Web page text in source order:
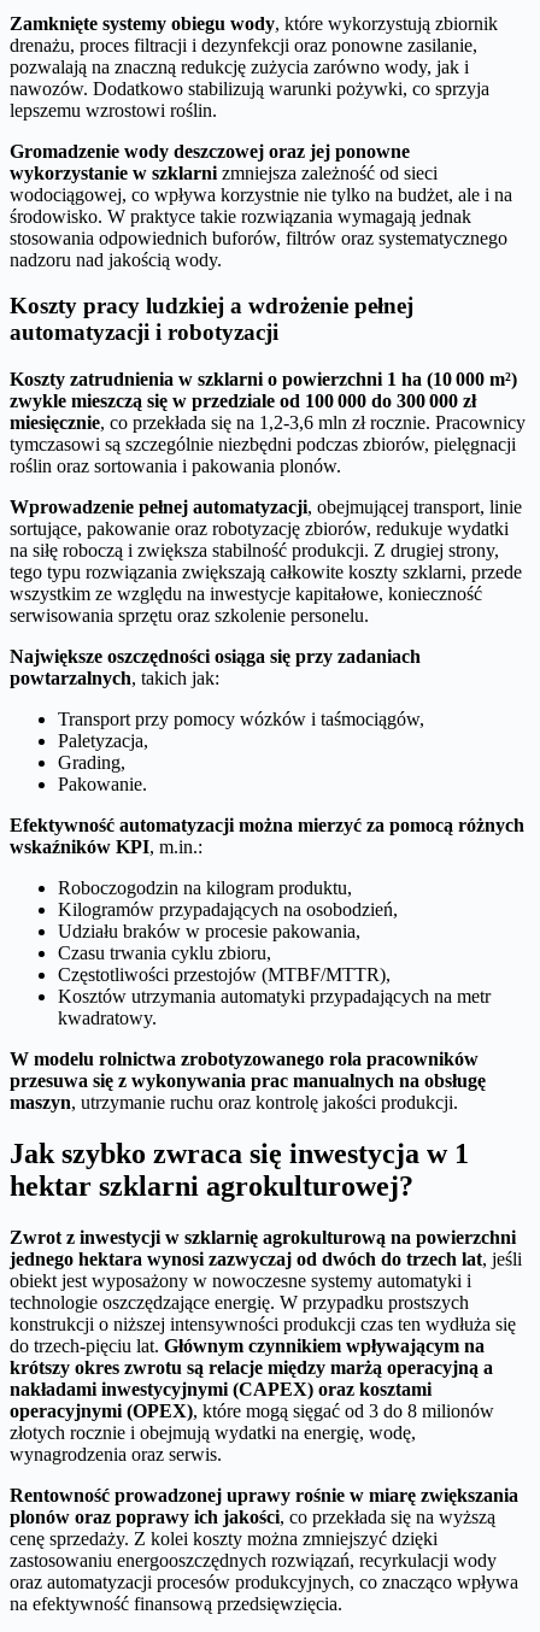
Zamknięte systemy obiegu wody, które wykorzystują zbiornik
drenażu, proces filtracji i dezynfekcji oraz ponowne zasilanie,
pozwalają na znaczną redukcję zużycia zarówno wody, jak i
nawozów. Dodatkowo stabilizują warunki pożywki, co sprzyja
lepszemu wzrostowi roślin.
Gromadzenie wody deszczowej oraz jej ponowne
wykorzystanie w szklarni zmniejsza zależność od sieci
wodociągowej, co wpływa korzystnie nie tylko na budżet, ale i na
środowisko. W praktyce takie rozwiązania wymagają jednak
stosowania odpowiednich buforów, filtrów oraz systematycznego
nadzoru nad jakością wody.
Koszty pracy ludzkiej a wdrożenie pełnej
automatyzacji i robotyzacji
Koszty zatrudnienia w szklarni o powierzchni 1 ha (10 000 m²)
zwykle mieszczą się w przedziale od 100 000 do 300 000 zł
miesięcznie, co przekłada się na 1,2-3,6 mln zł rocznie. Pracownicy
tymczasowi są szczególnie niezbędni podczas zbiorów, pielęgnacji
roślin oraz sortowania i pakowania plonów.
Wprowadzenie pełnej automatyzacji, obejmującej transport, linie
sortujące, pakowanie oraz robotyzację zbiorów, redukuje wydatki
na siłę roboczą i zwiększa stabilność produkcji. Z drugiej strony,
tego typu rozwiązania zwiększają całkowite koszty szklarni, przede
wszystkim ze względu na inwestycje kapitałowe, konieczność
serwisowania sprzętu oraz szkolenie personelu.
Największe oszczędności osiąga się przy zadaniach
powtarzalnych, takich jak:
Transport przy pomocy wózków i taśmociągów,
Paletyzacja,
Grading,
Pakowanie.
Efektywność automatyzacji można mierzyć za pomocą różnych
wskaźników KPI, m.in.:
Roboczogodzin na kilogram produktu,
Kilogramów przypadających na osobodzień,
Udziału braków w procesie pakowania,
Czasu trwania cyklu zbioru,
Częstotliwości przestojów (MTBF/MTTR),
Kosztów utrzymania automatyki przypadających na metr
kwadratowy.
W modelu rolnictwa zrobotyzowanego rola pracowników
przesuwa się z wykonywania prac manualnych na obsługę
maszyn, utrzymanie ruchu oraz kontrolę jakości produkcji.
Jak szybko zwraca się inwestycja w 1
hektar szklarni agrokulturowej?
Zwrot z inwestycji w szklarnię agrokulturową na powierzchni
jednego hektara wynosi zazwyczaj od dwóch do trzech lat, jeśli
obiekt jest wyposażony w nowoczesne systemy automatyki i
technologie oszczędzające energię. W przypadku prostszych
konstrukcji o niższej intensywności produkcji czas ten wydłuża się
do trzech-pięciu lat. Głównym czynnikiem wpływającym na
krótszy okres zwrotu są relacje między marżą operacyjną a
nakładami inwestycyjnymi (CAPEX) oraz kosztami
operacyjnymi (OPEX), które mogą sięgać od 3 do 8 milionów
złotych rocznie i obejmują wydatki na energię, wodę,
wynagrodzenia oraz serwis.
Rentowność prowadzonej uprawy rośnie w miarę zwiększania
plonów oraz poprawy ich jakości, co przekłada się na wyższą
cenę sprzedaży. Z kolei koszty można zmniejszyć dzięki
zastosowaniu energooszczędnych rozwiązań, recyrkulacji wody
oraz automatyzacji procesów produkcyjnych, co znacząco wpływa
na efektywność finansową przedsięwzięcia.